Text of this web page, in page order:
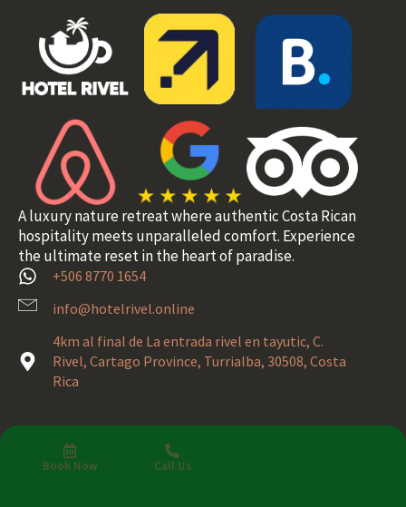
Book Now Call Us
A luxury nature retreat where authentic Costa Rican
hospitality meets unparalleled comfort. Experience
the ultimate reset in the heart of paradise.
+506 8770 1654
info@hotelrivel.online
4km al final de La entrada rivel en tayutic, C.
Rivel, Cartago Province, Turrialba, 30508, Costa
Rica
Quick Links
Coffee